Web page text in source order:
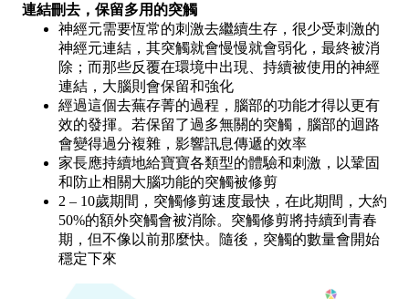
連結刪去，保留多用的突觸
神經元需要恆常的刺激去繼續生存，很少受刺激的
神經元連結，其突觸就會慢慢就會弱化，最終被消
除；而那些反覆在環境中出現、持續被使用的神經
連結，大腦則會保留和強化
經過這個去蕪存菁的過程，腦部的功能才得以更有
效的發揮。若保留了過多無關的突觸，腦部的迴路
會變得過分複雜，影響訊息傳遞的效率
家長應持續地給寶寶各類型的體驗和刺激，以鞏固
和防止相關大腦功能的突觸被修剪
2 – 10歲期間，突觸修剪速度最快，在此期間，大約
50%的額外突觸會被消除。突觸修剪將持續到青春
期，但不像以前那麼快。隨後，突觸的數量會開始
穩定下來